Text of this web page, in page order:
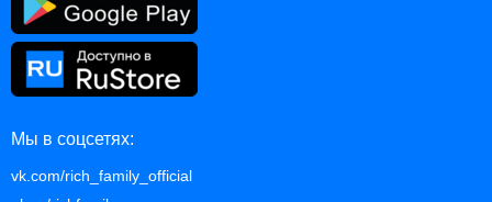
Мы в соцсетях:
vk.com/rich_family_official